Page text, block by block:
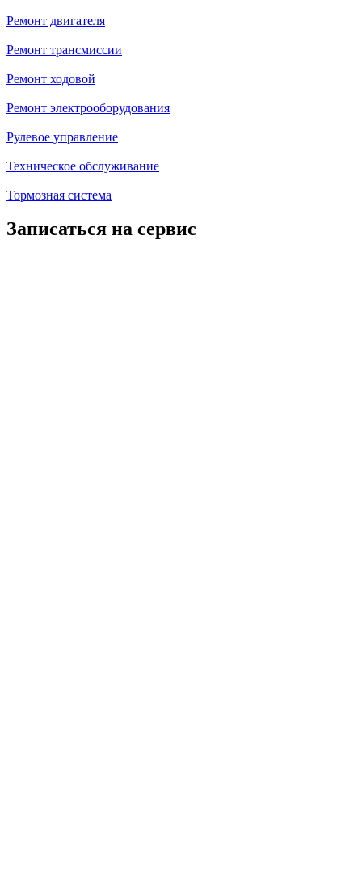
Ремонт двигателя
Ремонт трансмиссии
Ремонт ходовой
Ремонт электрооборудования
Рулевое управление
Техническое обслуживание
Тормозная система
Записаться на сервис